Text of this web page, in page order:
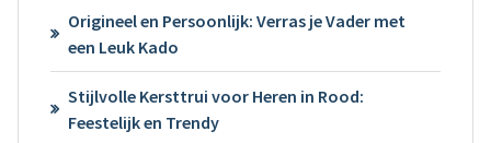
Origineel en Persoonlijk: Verras je Vader met
een Leuk Kado
Stijlvolle Kersttrui voor Heren in Rood:
Feestelijk en Trendy